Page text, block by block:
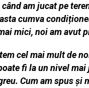
am jucat pe
cumva
mici, noi am avut
cel mai mult de
fi la un nivel
Cum am spus și